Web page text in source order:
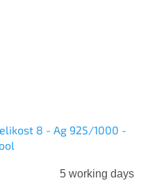
8 - Ag 925/1000 -
5 working days